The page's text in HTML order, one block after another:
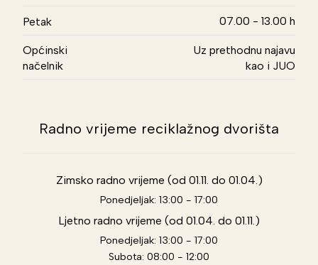
Petak 07.00 - 13.00 h
Općinski
načelnik
Uz prethodnu najavu
kao i JUO
Radno vrijeme reciklažnog dvorišta
Zimsko radno vrijeme (od 01.11. do 01.04.)
Ponedjeljak: 13:00 - 17:00
Ljetno radno vrijeme (od 01.04. do 01.11.)
Ponedjeljak: 13:00 - 17:00
Subota: 08:00 - 12:00